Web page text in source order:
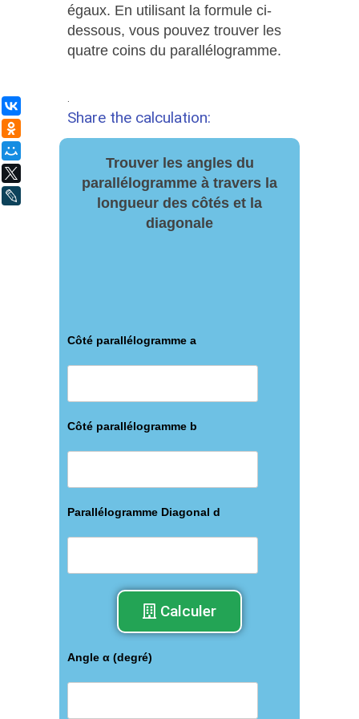
égaux. En utilisant la formule ci-
dessous, vous pouvez trouver les
quatre coins du parallélogramme.
Share the calculation:
Trouver les angles du
parallélogramme à travers la
longueur des côtés et la
diagonale
Côté parallélogramme a
Côté parallélogramme b
Parallélogramme Diagonal d
Calculer
Angle α (degré)
ВКонтакте